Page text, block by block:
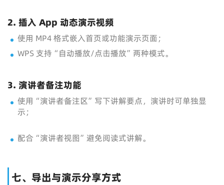
2. 插入 App 动态演示视频
使用 MP4 格式嵌入首页或功能演示页面；
WPS 支持“自动播放/点击播放”两种模式。
3. 演讲者备注功能
使用“演讲者备注区”写下讲解要点，演讲时可单独显
示；
配合“演讲者视图”避免阅读式讲解。
七、导出与演示分享方式